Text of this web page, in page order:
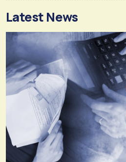
Latest News